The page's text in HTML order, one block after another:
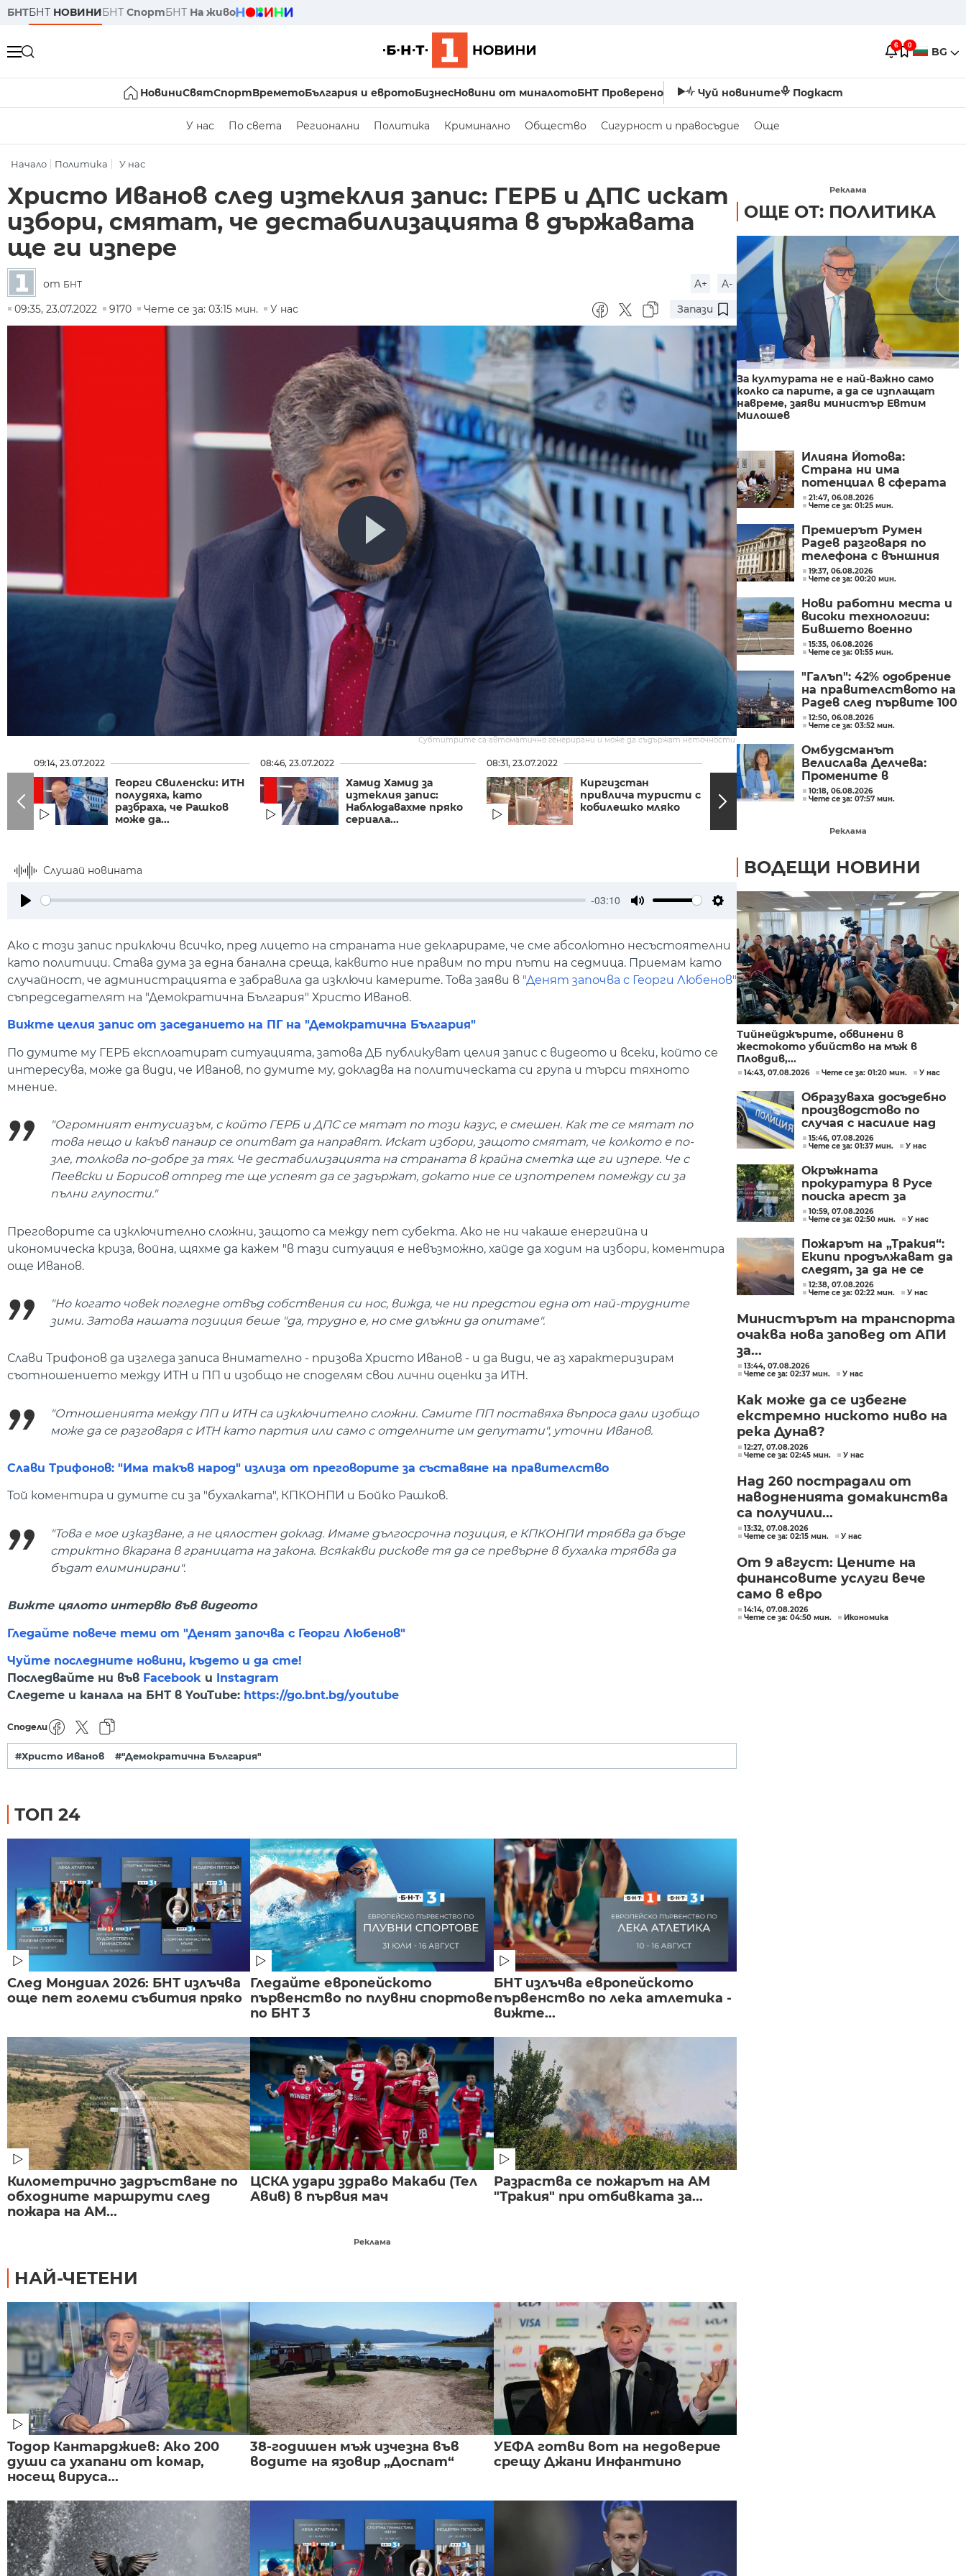
БНТБНТ НОВИНИБНТ СпортБНТ На живо
6 0 BG
НовиниСвятСпортВреметоБългария и евротоБизнесНовини от миналотоБНТ Проверено Чуй новините Подкаст
У нас По света Регионални Политика Криминално Общество Сигурност и правосъдие Още
Начало Политика У нас
Христо Иванов след изтеклия запис: ГЕРБ и ДПС искат
избори, смятат, че дестабилизацията в държавата
ще ги изпере
от БНТ A+
A-
09:35, 23.07.2022
9170 Чете се за: 03:15 мин. У нас Запази
Субтитрите са автоматично генерирани и може да съдържат неточности.
09:14, 23.07.2022
Георги Свиленски: ИТН
полудяха, като
разбраха, че Рашков
може да...
08:46, 23.07.2022
Хамид Хамид за
изтеклия запис:
Наблюдавахме пряко
сериала...
08:31, 23.07.2022
Киргизстан
привлича туристи с
кобилешко мляко
08:18, 23.07.2022
Украйна разполага със
зърно за продан за
около 10 млрд.
Слушай новината
-03:10
Settings
Ако с този запис приключи всичко, пред лицето на страната ние декларираме, че сме абсолютно несъстоятелни
като политици. Става дума за една банална среща, каквито ние правим по три пъти на седмица. Приемам като
случайност, че администрацията е забравила да изключи камерите. Това заяви в "Денят започва с Георги Любенов"
съпредседателят на "Демократична България" Христо Иванов.
Вижте целия запис от заседанието на ПГ на "Демократична България"
По думите му ГЕРБ експлоатират ситуацията, затова ДБ публикуват целия запис с видеото и всеки, който се
интересува, може да види, че Иванов, по думите му, докладва на политическата си група и търси тяхното
мнение.
"Огромният ентусиазъм, с който ГЕРБ и ДПС се мятат по този казус, е смешен. Как те се мятат по
това нещо и какъв панаир се опитват да направят. Искат избори, защото смятат, че колкото е по-
зле, толкова по-добре за тях. Че дестабилизацията на страната в крайна сметка ще ги изпере. Че с
Пеевски и Борисов отпред те ще успеят да се задържат, докато ние се изпотрепем помежду си за
пълни глупости."
Преговорите са изключително сложни, защото са между пет субекта. Ако не ни чакаше енергийна и
икономическа криза, война, щяхме да кажем "в тази ситуация е невъзможно, хайде да ходим на избори, коментира
още Иванов.
"Но когато човек погледне отвъд собствения си нос, вижда, че ни предстои една от най-трудните
зими. Затова нашата позиция беше "да, трудно е, но сме длъжни да опитаме".
Слави Трифонов да изгледа записа внимателно - призова Христо Иванов - и да види, че аз характеризирам
съотношението между ИТН и ПП и изобщо не споделям свои лични оценки за ИТН.
"Отношенията между ПП и ИТН са изключително сложни. Самите ПП поставяха въпроса дали изобщо
може да се разговаря с ИТН като партия или само с отделните им депутати", уточни Иванов.
Слави Трифонов: "Има такъв народ" излиза от преговорите за съставяне на правителство
Той коментира и думите си за "бухалката", КПКОНПИ и Бойко Рашков.
"Това е мое изказване, а не цялостен доклад. Имаме дългосрочна позиция, е КПКОНПИ трябва да бъде
стриктно вкарана в границата на закона. Всякакви рискове тя да се превърне в бухалка трябва да
бъдат елиминирани".
Вижте цялото интервю във видеото
Гледайте повече теми от "Денят започва с Георги Любенов"
Чуйте последните новини, където и да сте!
Последвайте ни във Facebook и Instagram
Следете и канала на БНТ в YouTube: https://go.bnt.bg/youtube
Сподели
#Христо Иванов #"Демократична България"
ТОП 24
След Мондиал 2026: БНТ излъчва
още пет големи събития пряко
Гледайте европейското
първенство по плувни спортове
по БНТ 3
БНТ излъчва европейското
първенство по лека атлетика -
вижте...
Километрично задръстване по
обходните маршрути след
пожара на АМ...
ЦСКА удари здраво Макаби (Тел
Авив) в първия мач
Разраства се пожарът на АМ
"Тракия" при отбивката за...
Реклама
НАЙ-ЧЕТЕНИ
Тодор Кантарджиев: Ако 200
души са ухапани от комар,
носещ вируса...
38-годишен мъж изчезна във
водите на язовир „Доспат“
УЕФА готви вот на недоверие
срещу Джани Инфантино
Реклама
ОЩЕ ОТ: ПОЛИТИКА
За културата не е най-важно само
колко са парите, а да се изплащат
навреме, заяви министър Евтим
Милошев
Илияна Йотова:
Страна ни има
потенциал в сферата
на изкуствения
интелект и бизнесът
перспективи
21:47, 06.08.2026
Чете се за: 01:25 мин.
Премиерът Румен
Радев разговаря по
телефона с външния
министър на
Великобритания Ед
Милибанд
19:37, 06.08.2026
Чете се за: 00:20 мин.
Нови работни места и
високи технологии:
Бившето военно
летище в Доброславци
се превръща в голям
космически център
15:35, 06.08.2026
Чете се за: 01:55 мин.
"Галъп": 42% одобрение
на правителството на
Радев след първите 100
дни управление
12:50, 06.08.2026
Чете се за: 03:52 мин.
Омбудсманът
Велислава Делчева:
Промените в
трудовото
законодателство не
през бюджета
10:18, 06.08.2026
Чете се за: 07:57 мин.
Реклама
ВОДЕЩИ НОВИНИ
Тийнейджърите, обвинени в
жестокото убийство на мъж в
Пловдив,...
14:43, 07.08.2026 Чете се за: 01:20 мин. У нас
Образуваха досъдебно
производстово по
случая с насилие над
дете в Радомир
15:46, 07.08.2026
Чете се за: 01:37 мин.
У нас
Окръжната
прокуратура в Русе
поиска арест за
петима от
участниците в
разбитата
лаборатория за
фентанил
10:59, 07.08.2026
Чете се за: 02:50 мин.
У нас
Пожарът на „Тракия“:
Екипи продължават да
следят, за да не се
разпространява
огънят
12:38, 07.08.2026
Чете се за: 02:22 мин.
У нас
Министърът на транспорта
очаква нова заповед от АПИ
за...
13:44, 07.08.2026
Чете се за: 02:37 мин.
У нас
Как може да се избегне
екстремно ниското ниво на
река Дунав?
12:27, 07.08.2026
Чете се за: 02:45 мин.
У нас
Над 260 пострадали от
наводненията домакинства
са получили...
13:32, 07.08.2026
Чете се за: 02:15 мин.
У нас
От 9 август: Цените на
финансовите услуги вече
само в евро
14:14, 07.08.2026
Чете се за: 04:50 мин.
Икономика